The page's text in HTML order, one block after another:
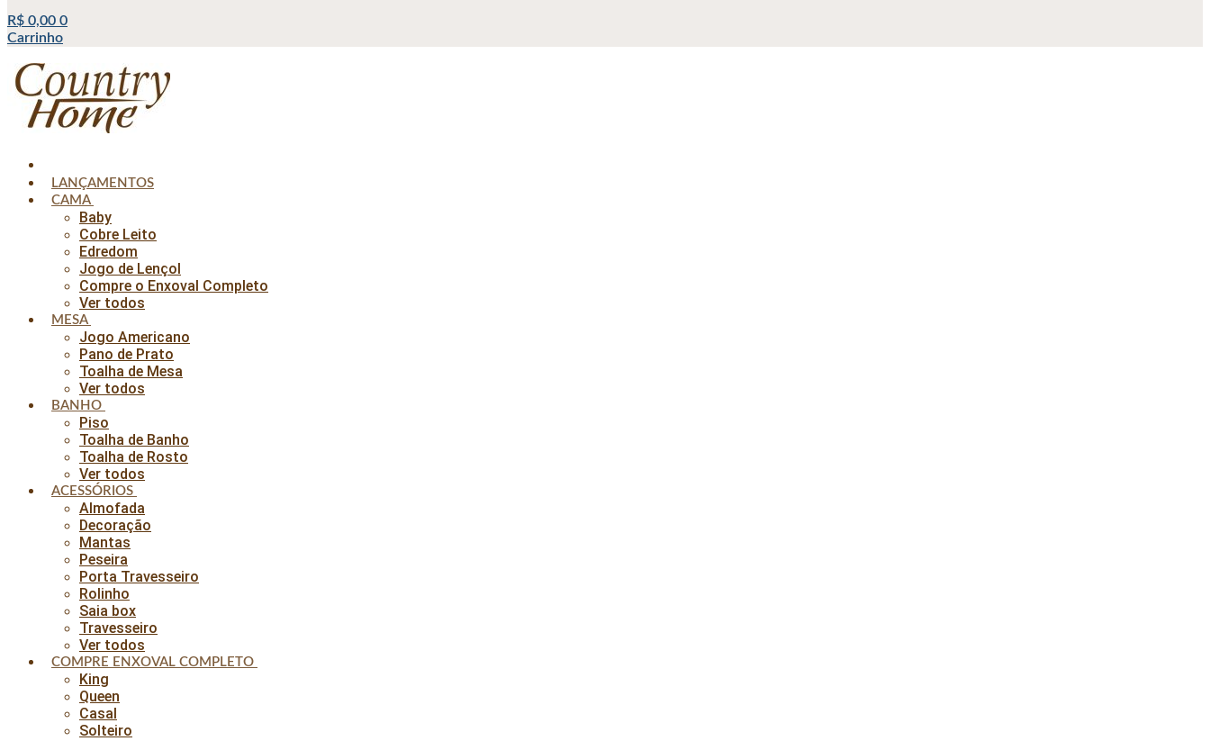
R$ 0,00 0
Carrinho
LANÇAMENTOS
CAMA
Baby
Cobre Leito
Edredom
Jogo de Lençol
Compre o Enxoval Completo
Ver todos
MESA
Jogo Americano
Pano de Prato
Toalha de Mesa
Ver todos
BANHO
Piso
Toalha de Banho
Toalha de Rosto
Ver todos
ACESSÓRIOS
Almofada
Decoração
Mantas
Peseira
Porta Travesseiro
Rolinho
Saia box
Travesseiro
Ver todos
COMPRE ENXOVAL COMPLETO
King
Queen
Casal
Solteiro